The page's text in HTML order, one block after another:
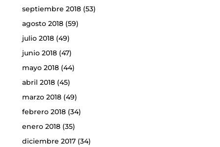
septiembre 2018(53)
agosto 2018(59)
julio 2018(49)
junio 2018(47)
mayo 2018(44)
abril 2018(45)
marzo 2018(49)
febrero 2018(34)
enero 2018(35)
diciembre 2017(34)